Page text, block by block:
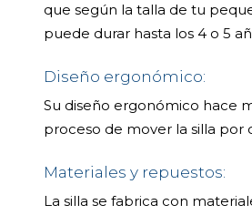
que según la talla de tu
puede durar hasta los 4 o 5
Diseño ergonómico:
Su diseño ergonómico hace
proceso de mover la silla por
Materiales y repuestos:
La silla se fabrica con